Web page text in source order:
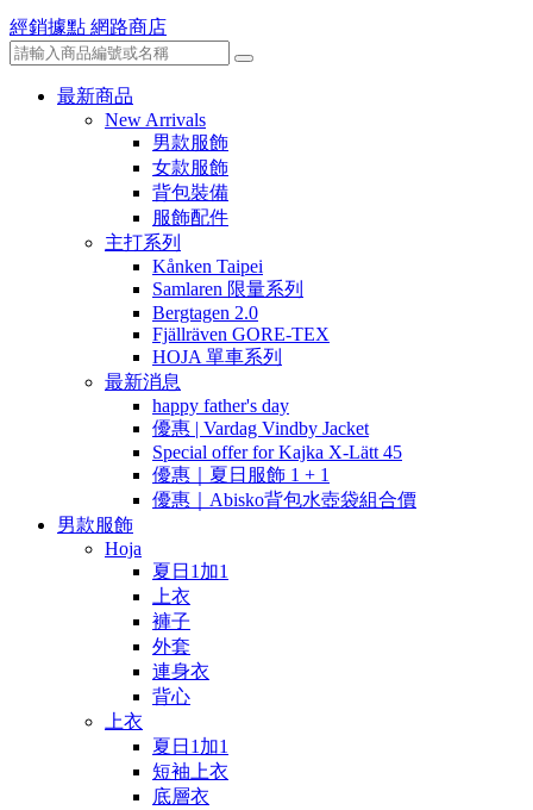
經銷據點 網路商店
最新商品
New Arrivals
男款服飾
女款服飾
背包裝備
服飾配件
主打系列
Kånken Taipei
Samlaren 限量系列
Bergtagen 2.0
Fjällräven GORE-TEX
HOJA 單車系列
最新消息
happy father's day
優惠 | Vardag Vindby Jacket
Special offer for Kajka X-Lätt 45
優惠｜夏日服飾 1 + 1
優惠｜Abisko背包水壺袋組合價
男款服飾
Hoja
夏日1加1
上衣
褲子
外套
連身衣
背心
上衣
夏日1加1
短袖上衣
底層衣